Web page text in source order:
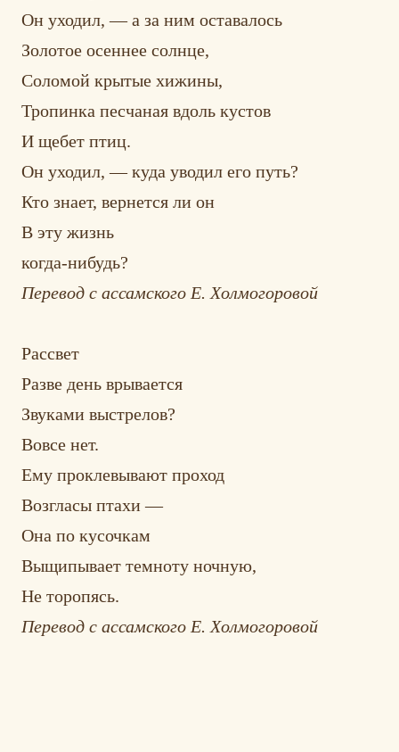
Он уходил, — а за ним оставалось
Золотое осеннее солнце,
Соломой крытые хижины,
Тропинка песчаная вдоль кустов
И щебет птиц.
Он уходил, — куда уводил его путь?
Кто знает, вернется ли он
В эту жизнь
когда-нибудь?
Перевод с ассамского Е. Холмогоровой
Рассвет
Разве день врывается
Звуками выстрелов?
Вовсе нет.
Ему проклевывают проход
Возгласы птахи —
Она по кусочкам
Выщипывает темноту ночную,
Не торопясь.
Перевод с ассамского Е. Холмогоровой